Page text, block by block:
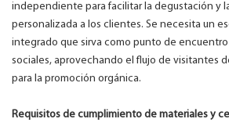
independiente para facilitar la degustación y
personalizada a los clientes. Se necesita un
integrado que sirva como punto de
sociales, aprovechando el flujo de visitantes
para la promoción orgánica.
Requisitos de cumplimiento de materiales y